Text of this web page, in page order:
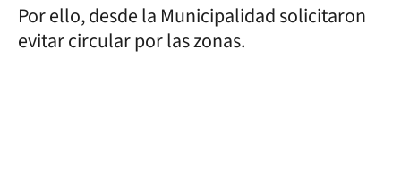
Por ello, desde la Municipalidad solicitaron
evitar circular por las zonas.